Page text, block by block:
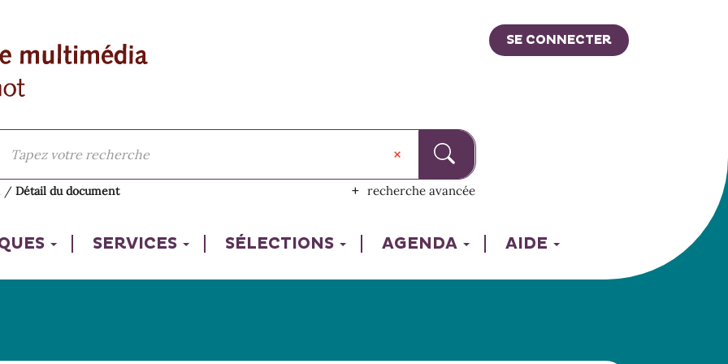
SE CONNECTER
recherche avancée
/Détail du document
SERVICES SÉLECTIONS AGENDA AIDE